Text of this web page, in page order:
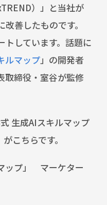
）」と当社が
善したものです。
トしています。話題に
ルマップ」の開発者
取締役・室谷が監修
生成AIスキルマップ
こちらです。
ップ」 マーケター